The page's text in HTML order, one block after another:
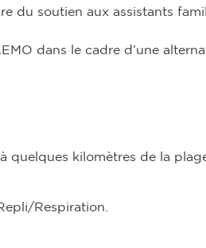
du soutien aux assistants
dans le cadre d’une
quelques kilomètres de la
Respiration.